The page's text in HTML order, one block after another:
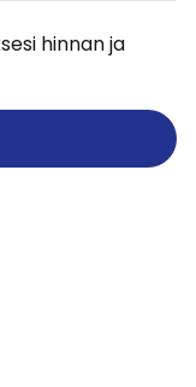
hinnan ja